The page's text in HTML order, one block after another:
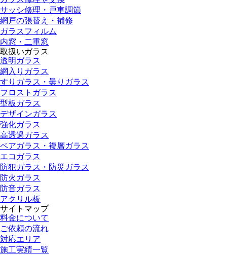
サッシ修理・戸車調節
網戸の張替え・補修
ガラスフィルム
内窓・二重窓
取扱いガラス
透明ガラス
網入りガラス
すりガラス・曇りガラス
フロストガラス
型板ガラス
デザインガラス
強化ガラス
高透過ガラス
ペアガラス・複層ガラス
エコガラス
防犯ガラス・防災ガラス
防火ガラス
防音ガラス
アクリル板
サイトマップ
料金について
ご依頼の流れ
対応エリア
施工実績一覧